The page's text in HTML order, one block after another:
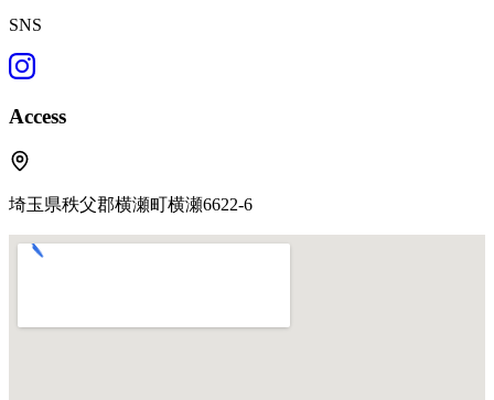
SNS
Access
埼玉県秩父郡横瀬町横瀬6622-6